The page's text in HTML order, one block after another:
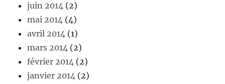
juin 2014 (2)
mai 2014 (4)
avril 2014 (1)
mars 2014 (2)
février 2014 (2)
janvier 2014 (2)